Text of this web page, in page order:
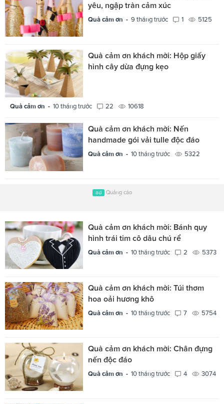
yêu, ngập tràn cảm xúc
Quà cảm ơn - 9 tháng trước 1 5125
Quà cảm ơn khách mời: Hộp giấy
hình cây dừa đựng kẹo
Quà cảm ơn - 10 tháng trước 22 10618
Quà cảm ơn khách mời: Nến
handmade gói vải tulle độc đáo
Quà cảm ơn - 10 tháng trước 5322
ad Quảng cáo
Quà cảm ơn khách mời: Bánh quy
hình trái tim cô dâu chú rể
Quà cảm ơn - 10 tháng trước 2 5373
Quà cảm ơn khách mời: Túi thơm
hoa oải hương khô
Quà cảm ơn - 10 tháng trước 7 5754
Quà cảm ơn khách mời: Chân đựng
nến độc đáo
Quà cảm ơn - 10 tháng trước 4 3074